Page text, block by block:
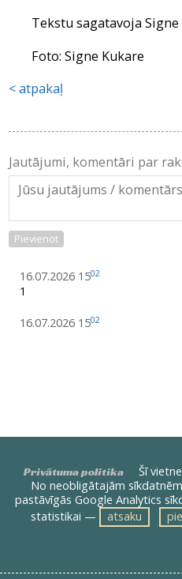
Tekstu sagatavoja Signe
Foto: Signe Kukare
atpakaļ
Jautājumi, komentāri par
Pievienot
16.07.2026 1502
1
16.07.2026 1502
Privātuma politika
Šī
No neobligātajām
pastāvīgās Google Analytics
statistikai —
atsaku